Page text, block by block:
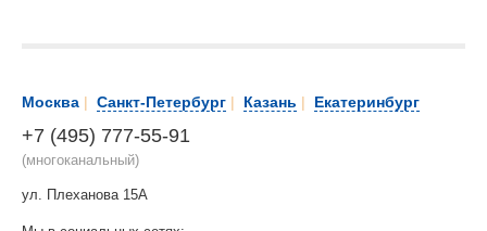
Москва | Санкт-Петербург | Казань | Екатеринбург
+7 (495) 777-55-91
(многоканальный)
ул. Плеханова 15А